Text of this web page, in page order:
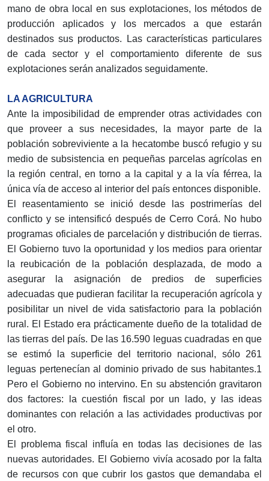
mano de obra local en sus explotaciones, los métodos de
producción aplicados y los mercados a que estarán
destinados sus productos. Las características particulares
de cada sector y el comportamiento diferente de sus
explotaciones serán analizados seguidamente.
LA AGRICULTURA
Ante la imposibilidad de emprender otras actividades con
que proveer a sus necesidades, la mayor parte de la
población sobreviviente a la hecatombe buscó refugio y su
medio de subsistencia en pequeñas parcelas agrícolas en
la región central, en torno a la capital y a la vía férrea, la
única vía de acceso al interior del país entonces disponible.
El reasentamiento se inició desde las postrimerías del
conflicto y se intensificó después de Cerro Corá. No hubo
programas oficiales de parcelación y distribución de tierras.
El Gobierno tuvo la oportunidad y los medios para orientar
la reubicación de la población desplazada, de modo a
asegurar la asignación de predios de superficies
adecuadas que pudieran facilitar la recuperación agrícola y
posibilitar un nivel de vida satisfactorio para la población
rural. El Estado era prácticamente dueño de la totalidad de
las tierras del país. De las 16.590 leguas cuadradas en que
se estimó la superficie del territorio nacional, sólo 261
leguas pertenecían al dominio privado de sus habitantes.1
Pero el Gobierno no intervino. En su abstención gravitaron
dos factores: la cuestión fiscal por un lado, y las ideas
dominantes con relación a las actividades productivas por
el otro.
El problema fiscal influía en todas las decisiones de las
nuevas autoridades. El Gobierno vivía acosado por la falta
de recursos con que cubrir los gastos que demandaba el